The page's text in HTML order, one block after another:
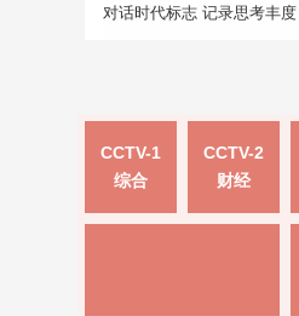
对话时代标志 记录思考丰度
CCTV-1
综合
CCTV-2
财经